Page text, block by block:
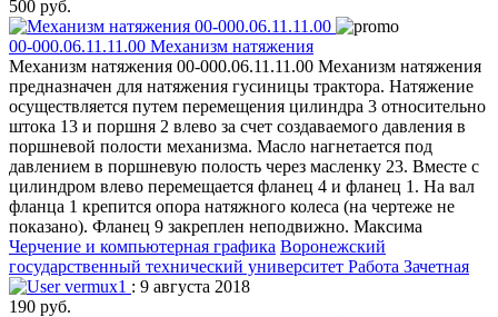
500 руб.
00-000.06.11.11.00 Механизм натяжения
Механизм натяжения 00-000.06.11.11.00 Механизм натяжения
предназначен для натяжения гусиницы трактора. Натяжение
осуществляется путем перемещения цилиндра 3 относительно
штока 13 и поршня 2 влево за счет создаваемого давления в
поршневой полости механизма. Масло нагнетается под
давлением в поршневую полость через масленку 23. Вместе с
цилиндром влево перемещается фланец 4 и фланец 1. На вал
фланца 1 крепится опора натяжного колеса (на чертеже не
показано). Фланец 9 закреплен неподвижно. Максима
Черчение и компьютерная графика Воронежский
государственный технический университет Работа Зачетная
vermux1 : 9 августа 2018
190 руб.